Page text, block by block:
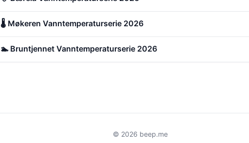
🌡️ Møkeren Vanntemperaturserie 2026
🏊 Bruntjennet Vanntemperaturserie 2026
© 2026 beep.me